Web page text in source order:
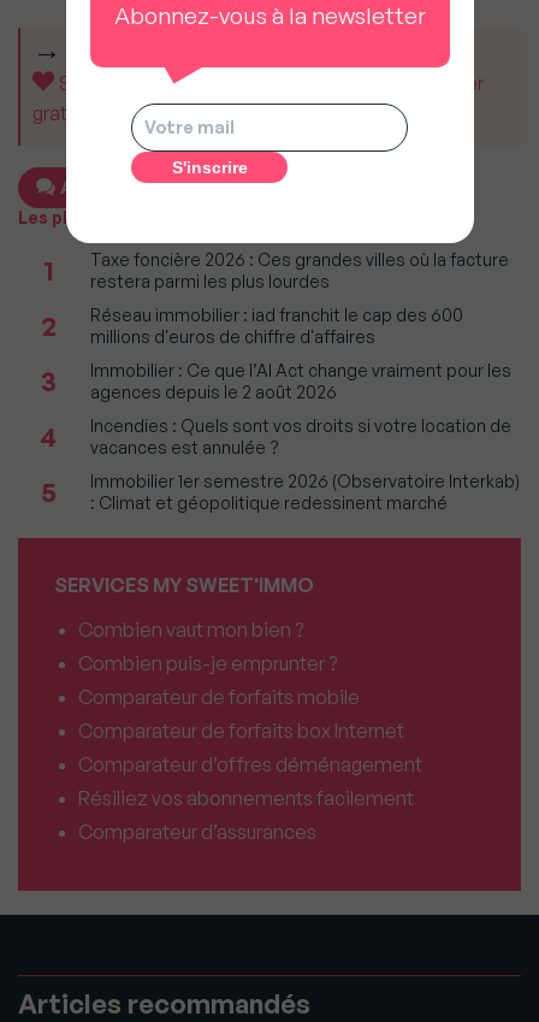
CET ARTICLE VOUS A AIDÉ ?
Soutenez MySweetImmo et aidez-nous à rester
gratuit pour tous.
Ajouter un commentaire
Les plus populaires
1
Taxe foncière 2026 : Ces grandes villes où la facture
restera parmi les plus lourdes
2
Réseau immobilier : iad franchit le cap des 600
millions d'euros de chiffre d'affaires
3
Immobilier : Ce que l’AI Act change vraiment pour les
agences depuis le 2 août 2026
4
Incendies : Quels sont vos droits si votre location de
vacances est annulée ?
5
Immobilier 1er semestre 2026 (Observatoire Interkab)
: Climat et géopolitique redessinent marché
SERVICES MY SWEET'IMMO
Combien vaut mon bien ?
Combien puis-je emprunter ?
Comparateur de forfaits mobile
Comparateur de forfaits box Internet
Comparateur d’offres déménagement
Résiliez vos abonnements facilement
Comparateur d’assurances
Articles recommandés
Abonnez-vous à la newsletter